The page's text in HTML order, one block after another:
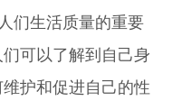
们生活质量的重要
可以了解到自己身
护和促进自己的性